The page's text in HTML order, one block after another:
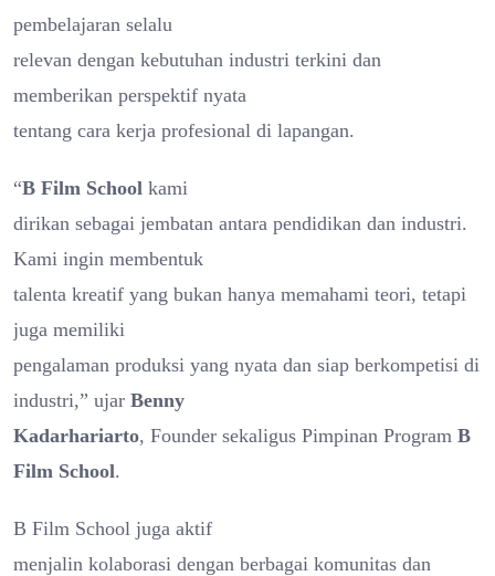
pembelajaran selalu
relevan dengan kebutuhan industri terkini dan
memberikan perspektif nyata
tentang cara kerja profesional di lapangan.
“B Film School kami
dirikan sebagai jembatan antara pendidikan dan industri.
Kami ingin membentuk
talenta kreatif yang bukan hanya memahami teori, tetapi
juga memiliki
pengalaman produksi yang nyata dan siap berkompetisi di
industri,” ujar Benny
Kadarhariarto, Founder sekaligus Pimpinan Program B
Film School.
B Film School juga aktif
menjalin kolaborasi dengan berbagai komunitas dan